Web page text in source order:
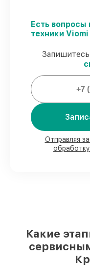
ремонтные
защищены
Мы
работ
личного
доступны
Есть вопросы
техники Viomi
Отправляя
Какие